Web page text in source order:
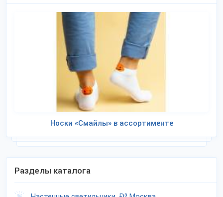
Носки «Смайлы» в ассортименте
Разделы каталога